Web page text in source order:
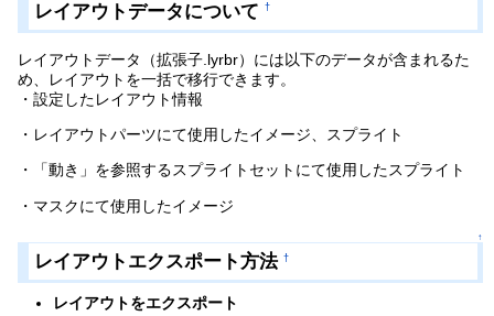
レイアウトデータについて †
レイアウトデータ（拡張子.lyrbr）には以下のデータが含まれるた
め、レイアウトを一括で移行できます。
・設定したレイアウト情報
・レイアウトパーツにて使用したイメージ、スプライト
・「動き」を参照するスプライトセットにて使用したスプライト
・マスクにて使用したイメージ
↑
レイアウトエクスポート方法 †
レイアウトをエクスポート